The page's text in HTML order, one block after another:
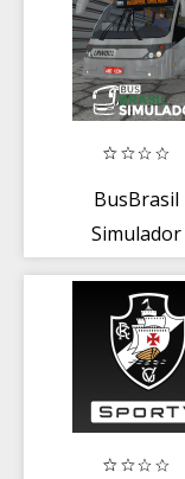
BusBrasil
Simulador